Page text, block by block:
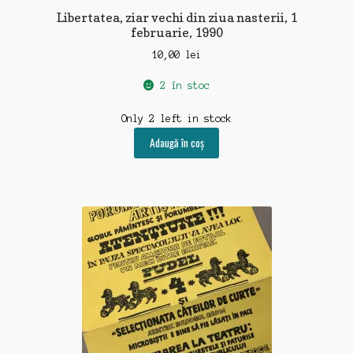
Libertatea, ziar vechi din ziua nasterii, 1
februarie, 1990
10,00 lei
2 în stoc
Only 2 left in stock
Adaugă în coș